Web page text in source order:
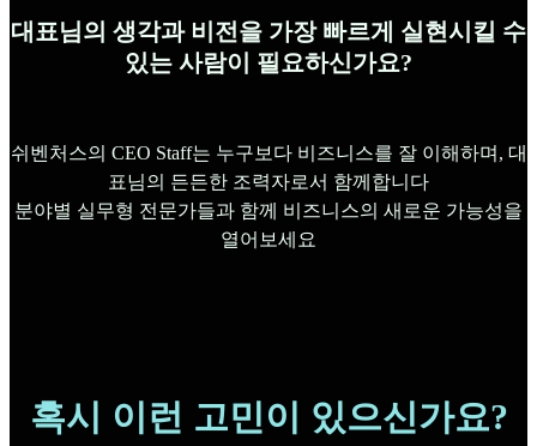
대표님의 생각과 비전을 가장 빠르게 실현시킬 수
있는 사람이 필요하신가요?
쉬벤처스의 CEO Staff는 누구보다 비즈니스를 잘 이해하며, 대
표님의 든든한 조력자로서 함께합니다
분야별 실무형 전문가들과 함께 비즈니스의 새로운 가능성을
열어보세요
혹시 이런 고민이 있으신가요?